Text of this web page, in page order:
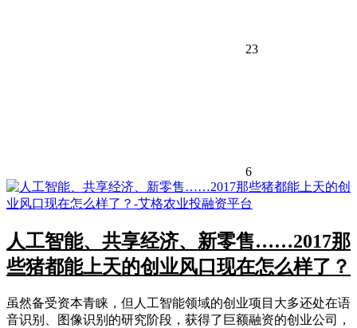
23
6
人工智能、共享经济、新零售……2017那
些猪都能上天的创业风口现在怎么样了？
虽然备受资本青睐，但人工智能领域的创业项目大多还处在语
音识别、图像识别的研究阶段，获得了巨额融资的创业公司，